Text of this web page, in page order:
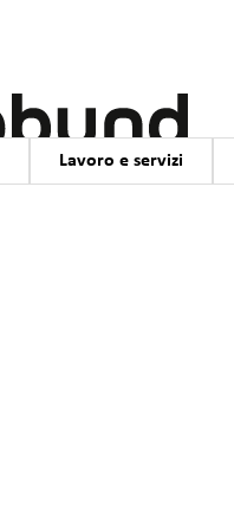
Lavoro e servizi